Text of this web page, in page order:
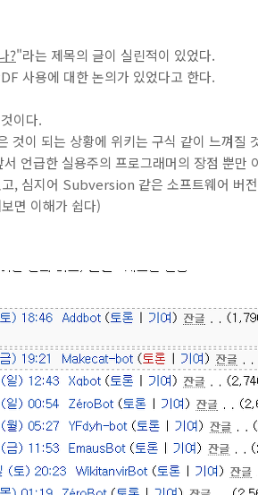
?"라는 제목의 글이 실린적이 있었다.
사용에 대한 논의가 있었다고 한다.
이다.
것이 되는 상황에 위키는 구식 같이 느껴질
언급한 실용주의 프로그래머의 장점 뿐만
, 심지어 Subversion 같은 소프트웨어 버
면 이해가 쉽다)